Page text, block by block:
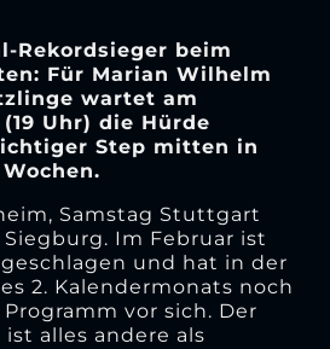
Rekordsieger beim
Für Marian Wilhelm
wartet am
Uhr) die Hürde
Step mitten in
Samstag Stuttgart
Im Februar ist
und hat in der
2. Kalendermonats noch
vor sich. Der
alles andere als